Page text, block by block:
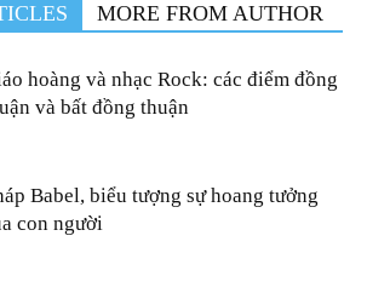
MORE FROM AUTHOR
hoàng và nhạc Rock: các điểm đồng
và bất đồng thuận
Babel, biểu tượng sự hoang tưởng
con người